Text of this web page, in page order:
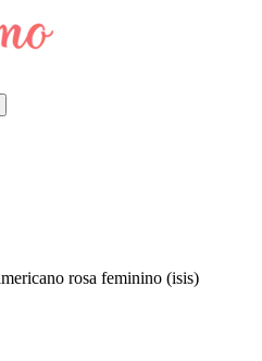
rosa feminino (isis)